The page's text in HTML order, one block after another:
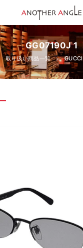
GG07190J 1
取り扱い商品一覧 GUCCI